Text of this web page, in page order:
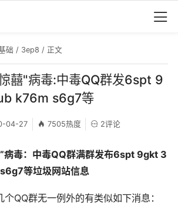
础 / 3ep8 / 正文
囍"病毒:中毒QQ群发6spt 9
k76m s6g7等
04-27 7505热度 2评论
病毒：中毒QQ群满群发布6spt 9gkt 3
等垃圾网站信息
QQ群无一例外的有类似如下消息：